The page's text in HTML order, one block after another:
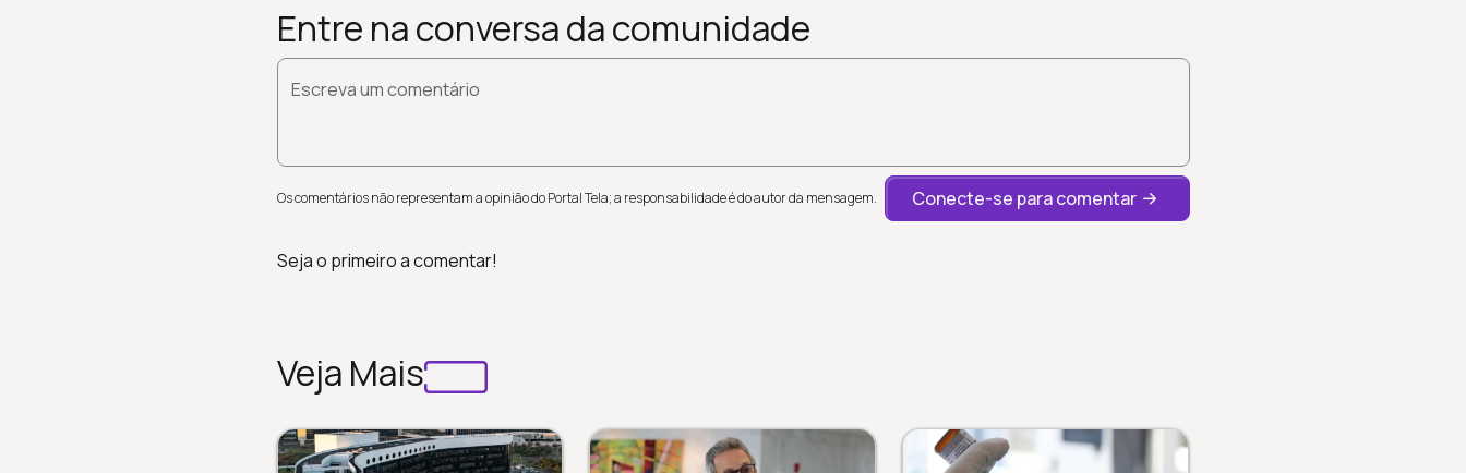
Entre na conversa da comunidade
Escreva um comentário
Os comentários não representam a opinião do Portal Tela; a responsabilidade é do autor da mensagem. Conecte-se para comentar
Seja o primeiro a comentar!
Veja Mais